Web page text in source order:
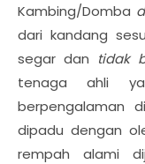
Kambing/Domba
dari kandang
segar dan tidak
tenaga ahli
berpengalaman
dipadu dengan
rempah alami